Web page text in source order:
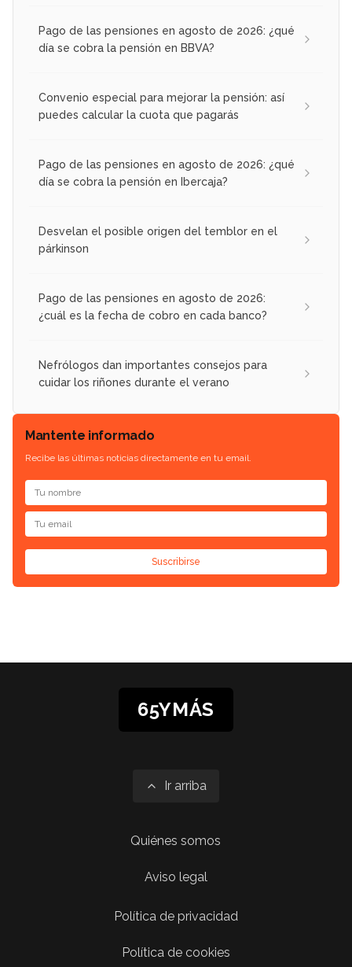
Pago de las pensiones en agosto de 2026: ¿qué
día se cobra la pensión en BBVA?
Convenio especial para mejorar la pensión: así
puedes calcular la cuota que pagarás
Pago de las pensiones en agosto de 2026: ¿qué
día se cobra la pensión en Ibercaja?
Desvelan el posible origen del temblor en el
párkinson
Pago de las pensiones en agosto de 2026:
¿cuál es la fecha de cobro en cada banco?
Nefrólogos dan importantes consejos para
cuidar los riñones durante el verano
Mantente informado
Recibe las últimas noticias directamente en tu email.
Suscribirse
65YMÁS
Ir arriba
Quiénes somos
Aviso legal
Política de privacidad
Política de cookies